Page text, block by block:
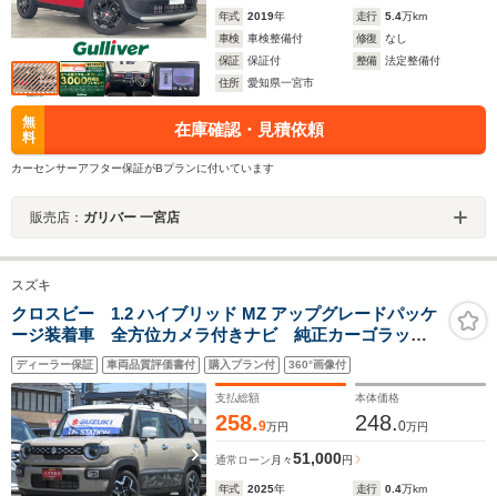
年式 2019年 走行 5.4万km
車検
車検整備付 修復
なし
保証
保証付 整備
法定整備付
住所
愛知県一宮市
無
料
在庫確認・見積依頼
カーセンサーアフター保証がBプランに付いています
販売店： ガリバー 一宮店
スズキ
クロスビー 1.2 ハイブリッド MZ アップグレードパッケ
ージ装着車 全方位カメラ付きナビ 純正カーゴラック
アタッチメント装着 フロアマット スズキコネクト
電動パーキングブレーキ ブレーキホールド LEDヘッ
ドランプ アダプティブクルーズコントロール 両席シ
ートヒーター
ディーラー保証 車両品質評価書付 購入プラン付 360°画像付
支払総額
258.9万円
本体価格
248.0万円
通常ローン 月々51,000円
年式 2025年 走行 0.4万km